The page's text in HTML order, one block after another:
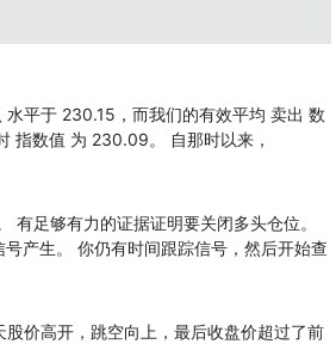
平于 230.15，而我们的有效平均 卖出 数
指数值 为 230.09。 自那时以来，
足够有力的证据证明要关闭多头仓位。
号产生。 你仍有时间跟踪信号，然后开始查
价高开，跳空向上，最后收盘价超过了前